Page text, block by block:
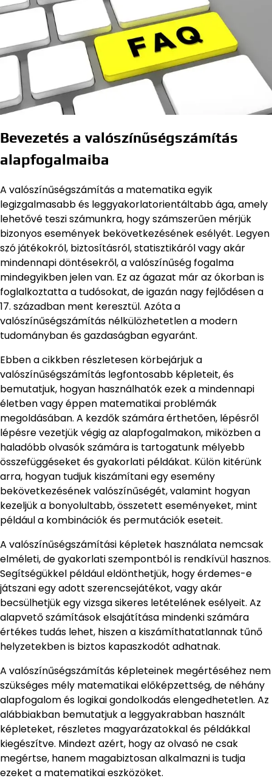
Bevezetés a valószínűségszámítás
alapfogalmaiba
A valószínűségszámítás a matematika egyik
legizgalmasabb és leggyakorlatorientáltabb ága, amely
lehetővé teszi számunkra, hogy számszerűen mérjük
bizonyos események bekövetkezésének esélyét. Legyen
szó játékokról, biztosításról, statisztikáról vagy akár
mindennapi döntésekről, a valószínűség fogalma
mindegyikben jelen van. Ez az ágazat már az ókorban is
foglalkoztatta a tudósokat, de igazán nagy fejlődésen a
17. században ment keresztül. Azóta a
valószínűségszámítás nélkülözhetetlen a modern
tudományban és gazdaságban egyaránt.
Ebben a cikkben részletesen körbejárjuk a
valószínűségszámítás legfontosabb képleteit, és
bemutatjuk, hogyan használhatók ezek a mindennapi
életben vagy éppen matematikai problémák
megoldásában. A kezdők számára érthetően, lépésről
lépésre vezetjük végig az alapfogalmakon, miközben a
haladóbb olvasók számára is tartogatunk mélyebb
összefüggéseket és gyakorlati példákat. Külön kitérünk
arra, hogyan tudjuk kiszámítani egy esemény
bekövetkezésének valószínűségét, valamint hogyan
kezeljük a bonyolultabb, összetett eseményeket, mint
például a kombinációk és permutációk eseteit.
A valószínűségszámítási képletek használata nemcsak
elméleti, de gyakorlati szempontból is rendkívül hasznos.
Segítségükkel például eldönthetjük, hogy érdemes-e
játszani egy adott szerencsejátékot, vagy akár
becsülhetjük egy vizsga sikeres letételének esélyeit. Az
alapvető számítások elsajátítása mindenki számára
értékes tudás lehet, hiszen a kiszámíthatatlannak tűnő
helyzetekben is biztos kapaszkodót adhatnak.
A valószínűségszámítás képleteinek megértéséhez nem
szükséges mély matematikai előképzettség, de néhány
alapfogalom és logikai gondolkodás elengedhetetlen. Az
alábbiakban bemutatjuk a leggyakrabban használt
képleteket, részletes magyarázatokkal és példákkal
kiegészítve. Mindezt azért, hogy az olvasó ne csak
megértse, hanem magabiztosan alkalmazni is tudja
ezeket a matematikai eszközöket.